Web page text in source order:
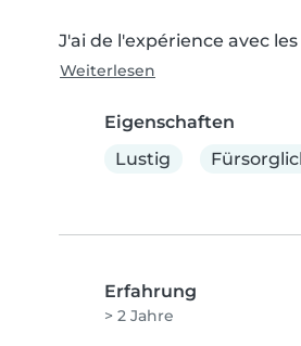
J'ai de l'expérience avec
Weiterlesen
Eigenschaften
Lustig
Erfahrung
> 2 Jahre